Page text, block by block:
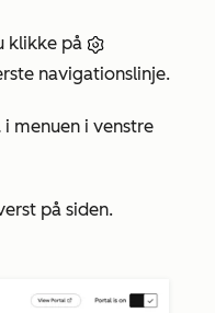
klikke på
navigationslinje.
i menuen i venstre
på siden.